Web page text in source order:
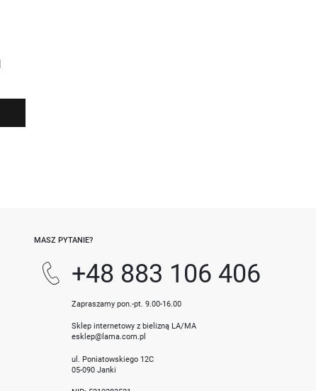
MASZ PYTANIE?
+48 883 106 406
Zapraszamy pon.-pt. 9.00-16.00
Sklep internetowy z bielizną LA/MA
esklep@lama.com.pl
ul. Poniatowskiego 12C
05-090 Janki